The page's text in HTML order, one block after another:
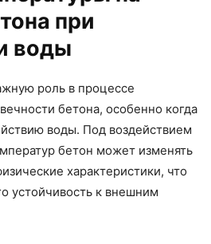
при
воды
роль в процессе
бетона, особенно когда
воды. Под воздействием
бетон может изменять
характеристики, что
устойчивость к внешним